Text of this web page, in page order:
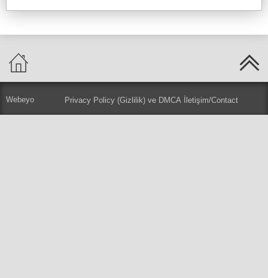
Webeyo Privacy Policy (Gizlilik) ve DMCA İletişim/Contact